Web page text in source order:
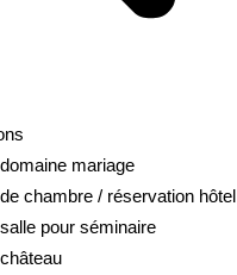
mariage
chambre / réservation hôtel
pour séminaire